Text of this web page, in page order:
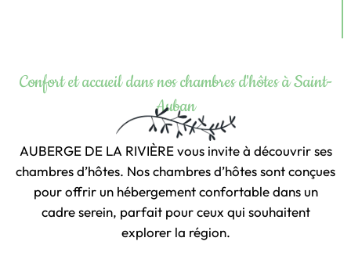
Confort et accueil dans nos chambres d'hôtes à Saint-
Auban
AUBERGE DE LA RIVIÈRE vous invite à découvrir ses
chambres d’hôtes. Nos chambres d’hôtes sont conçues
pour offrir un hébergement confortable dans un
cadre serein, parfait pour ceux qui souhaitent
explorer la région.